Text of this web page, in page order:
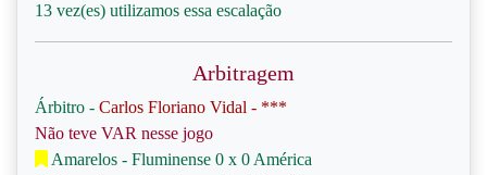
13 vez(es) utilizamos essa escalação
Arbitragem
Árbitro - Carlos Floriano Vidal - ***
Não teve VAR nesse jogo
Amarelos - Fluminense 0 x 0 América